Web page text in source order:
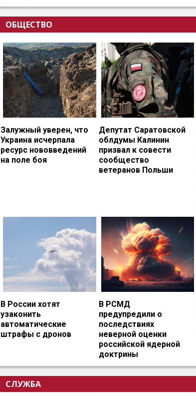
ОБЩЕСТВО
Залужный уверен, что
Украина исчерпала
ресурс нововведений
на поле боя
Депутат Саратовской
облдумы Калинин
призвал к совести
сообщество
ветеранов Польши
В России хотят
узаконить
автоматические
штрафы с дронов
В РСМД
предупредили о
последствиях
неверной оценки
российской ядерной
доктрины
СЛУЖБА